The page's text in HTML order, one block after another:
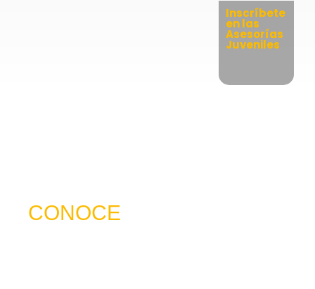
Inscríbete
en las
Asesorías
Juveniles
CONOCE